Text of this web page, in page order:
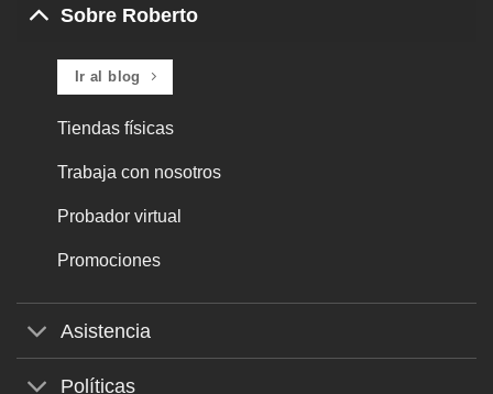
Sobre Roberto
Ir al blog
Tiendas físicas
Trabaja con nosotros
Probador virtual
Promociones
Asistencia
Políticas